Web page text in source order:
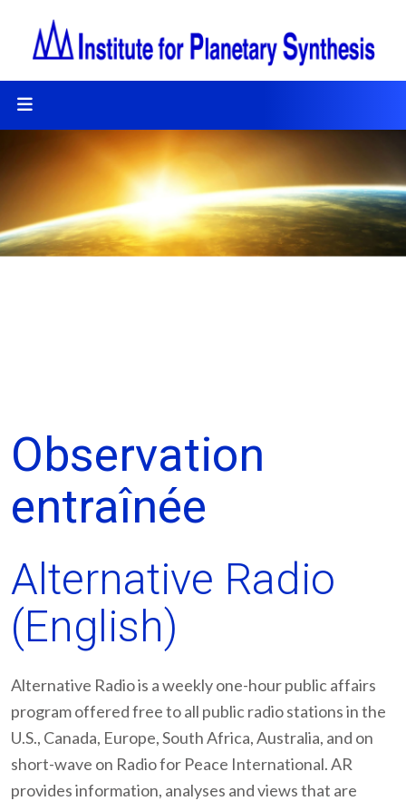
Observation
entraînée
Alternative Radio
(English)
Alternative Radio is a weekly one-hour public affairs
program offered free to all public radio stations in the
U.S., Canada, Europe, South Africa, Australia, and on
short-wave on Radio for Peace International. AR
provides information, analyses and views that are